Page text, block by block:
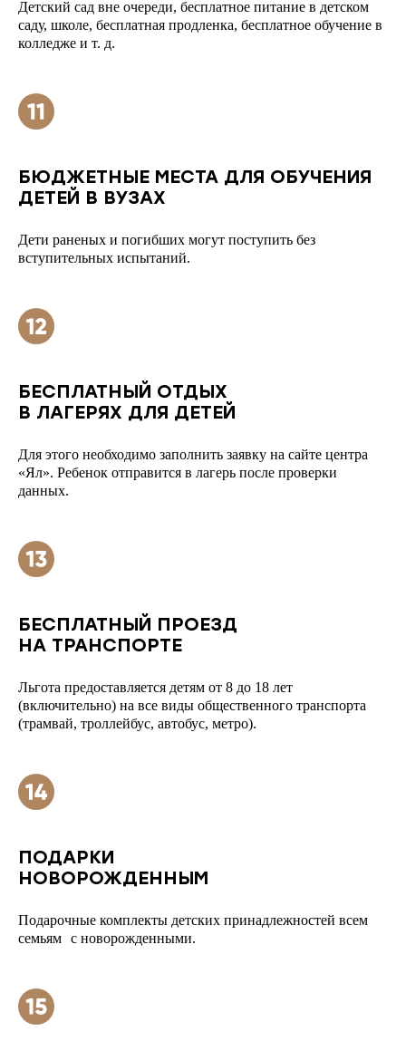
Детский сад вне очереди, бесплатное питание в детском
саду, школе, бесплатная продленка, бесплатное обучение в
колледже и т. д.
БЮДЖЕТНЫЕ МЕСТА ДЛЯ ОБУЧЕНИЯ
ДЕТЕЙ В ВУЗАХ
Дети раненых и погибших могут поступить без
вступительных испытаний.
БЕСПЛАТНЫЙ ОТДЫХ
В ЛАГЕРЯХ ДЛЯ ДЕТЕЙ
Для этого необходимо заполнить заявку на сайте центра
«Ял». Ребенок отправится в лагерь после проверки
данных.
БЕСПЛАТНЫЙ ПРОЕЗД
НА ТРАНСПОРТЕ
Льгота предоставляется детям от 8 до 18 лет
(включительно) на все виды общественного транспорта
(трамвай, троллейбус, автобус, метро).
ПОДАРКИ
НОВОРОЖДЕННЫМ
Подарочные комплекты детских принадлежностей всем
семьям с новорожденными.